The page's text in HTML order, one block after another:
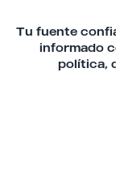
Tu fuente
informado
política,